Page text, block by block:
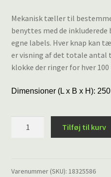
Mekanisk tæller til
benyttes med de
egne labels. Hver knap kan
er visning af det totale antal
klokke der ringer for hver 100
Dimensioner (L x B x H):
+
Tilføj til kurv
Varenummer (SKU): 18325586